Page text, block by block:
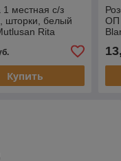
1 местная с/з
шторки, белый
Rita
Купить
ОП